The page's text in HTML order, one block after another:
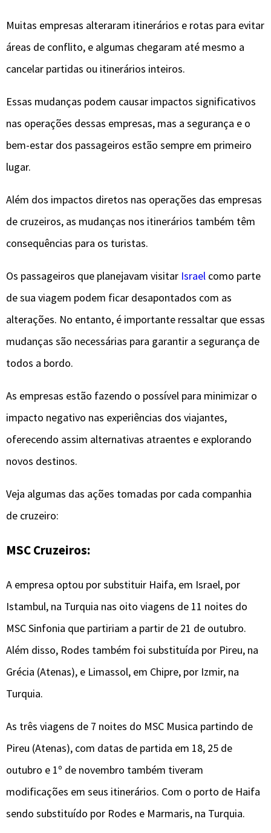
Muitas empresas alteraram itinerários e rotas para evitar
áreas de conflito, e algumas chegaram até mesmo a
cancelar partidas ou itinerários inteiros.
Essas mudanças podem causar impactos significativos
nas operações dessas empresas, mas a segurança e o
bem-estar dos passageiros estão sempre em primeiro
lugar.
Além dos impactos diretos nas operações das empresas
de cruzeiros, as mudanças nos itinerários também têm
consequências para os turistas.
Os passageiros que planejavam visitar Israel como parte
de sua viagem podem ficar desapontados com as
alterações. No entanto, é importante ressaltar que essas
mudanças são necessárias para garantir a segurança de
todos a bordo.
As empresas estão fazendo o possível para minimizar o
impacto negativo nas experiências dos viajantes,
oferecendo assim alternativas atraentes e explorando
novos destinos.
Veja algumas das ações tomadas por cada companhia
de cruzeiro:
MSC Cruzeiros:
A empresa optou por substituir Haifa, em Israel, por
Istambul, na Turquia nas oito viagens de 11 noites do
MSC Sinfonia que partiriam a partir de 21 de outubro.
Além disso, Rodes também foi substituída por Pireu, na
Grécia (Atenas), e Limassol, em Chipre, por Izmir, na
Turquia.
As três viagens de 7 noites do MSC Musica partindo de
Pireu (Atenas), com datas de partida em 18, 25 de
outubro e 1º de novembro também tiveram
modificações em seus itinerários. Com o porto de Haifa
sendo substituído por Rodes e Marmaris, na Turquia.